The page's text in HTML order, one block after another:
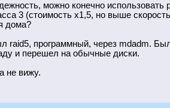
можно конечно использовать
3 (стоимость х1,5, но выше
дома?
raid5, программный, через mdadm.
и перешел на обычные диски.
не вижу.